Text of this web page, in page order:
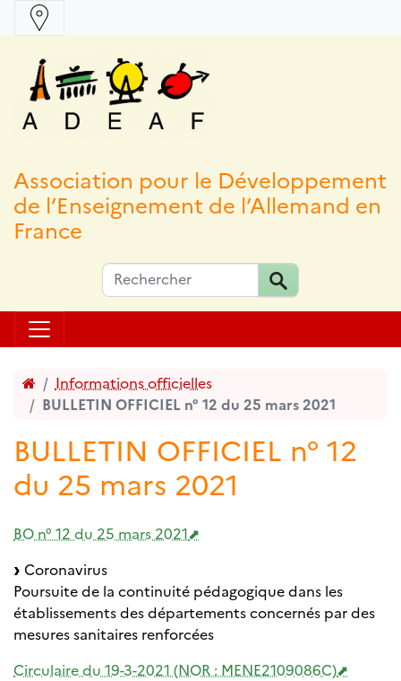
Association pour le Développement
de l’Enseignement de l’Allemand en
France
Accueil
Informations officielles
BULLETIN OFFICIEL n° 12 du 25 mars 2021
BULLETIN OFFICIEL n° 12
du 25 mars 2021
BO n° 12 du 25 mars 2021
Coronavirus
Poursuite de la continuité pédagogique dans les
établissements des départements concernés par des
mesures sanitaires renforcées
Circulaire du 19-3-2021 (NOR : MENE2109086C)